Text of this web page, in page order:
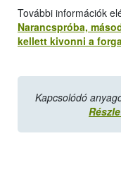
További információk
Narancspróba,
kellett kivonni a
Kapcsolódó